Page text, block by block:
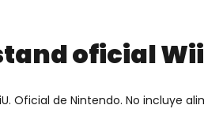
oficial
Oficial de Nintendo. No incluye